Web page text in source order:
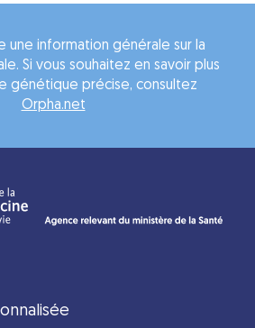
une information générale sur la
Si vous souhaitez en savoir plus
génétique précise, consultez
Orpha.net